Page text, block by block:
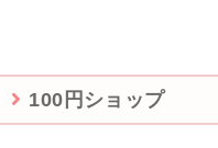
100円ショップ